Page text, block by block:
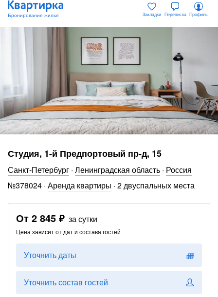
Закладки Переписка Профиль
Студия, 1-й Предпортовый пр-д, 15
Санкт-Петербург · Ленинградская область · Россия
№378024 · Аренда квартиры · 2 двуспальных места
От 2 845 ₽ за сутки
Цена зависит от дат и состава гостей
Уточнить даты
Уточнить состав гостей